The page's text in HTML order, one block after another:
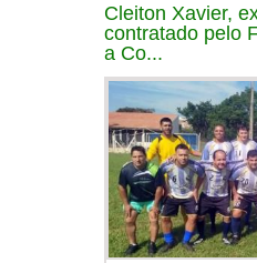
Cleiton Xavier,
contratado pelo
a Co...